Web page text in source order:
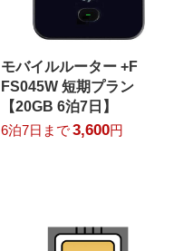
モバイルルーター +F
FS045W 短期プラン
【20GB 6泊7日】
6泊7日まで3,600円